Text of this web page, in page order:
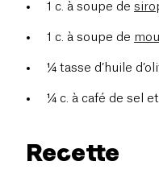
1 c. à soupe de
1 c. à soupe de
¼ tasse d’huile
¼ c. à café de sel
Recette